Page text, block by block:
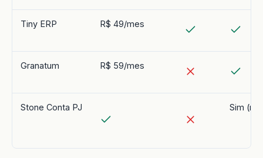
Tiny ERP R$ 49/mes
Granatum R$ 59/mes
Stone Conta PJ Sim